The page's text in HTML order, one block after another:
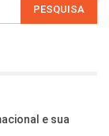
e sua